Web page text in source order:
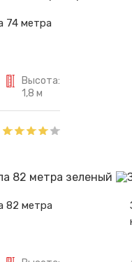
74 метра
Высота:
1,8 м
82 метра